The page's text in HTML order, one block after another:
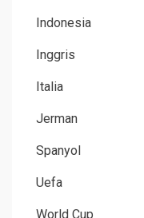
Indonesia
Inggris
Italia
Jerman
Spanyol
Uefa
World Cup